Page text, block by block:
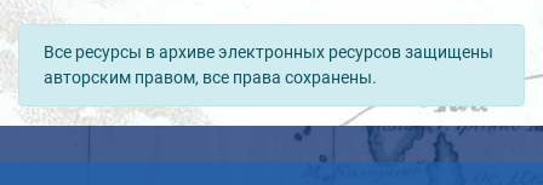
Все ресурсы в архиве электронных ресурсов защищены
авторским правом, все права сохранены.